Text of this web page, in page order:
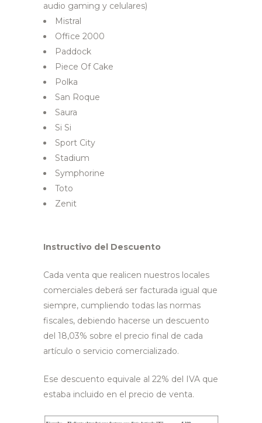
audio gaming y celulares)
Mistral
Office 2000
Paddock
Piece Of Cake
Polka
San Roque
Saura
Si Si
Sport City
Stadium
Symphorine
Toto
Zenit
Instructivo del Descuento
Cada venta que realicen nuestros locales
comerciales deberá ser facturada igual que
siempre, cumpliendo todas las normas
fiscales, debiendo hacerse un descuento
del 18,03% sobre el precio final de cada
artículo o servicio comercializado.
Ese descuento equivale al 22% del IVA que
estaba incluido en el precio de venta.